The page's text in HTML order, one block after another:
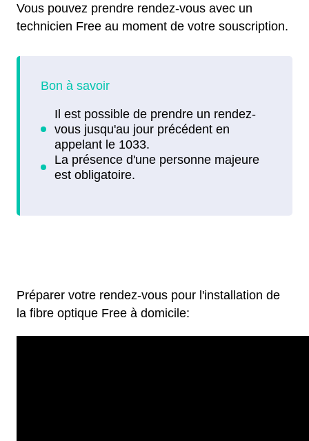
Vous pouvez prendre rendez-vous avec un
technicien Free au moment de votre souscription.
Préparer votre rendez-vous pour l'installation de
la fibre optique Free à domicile: